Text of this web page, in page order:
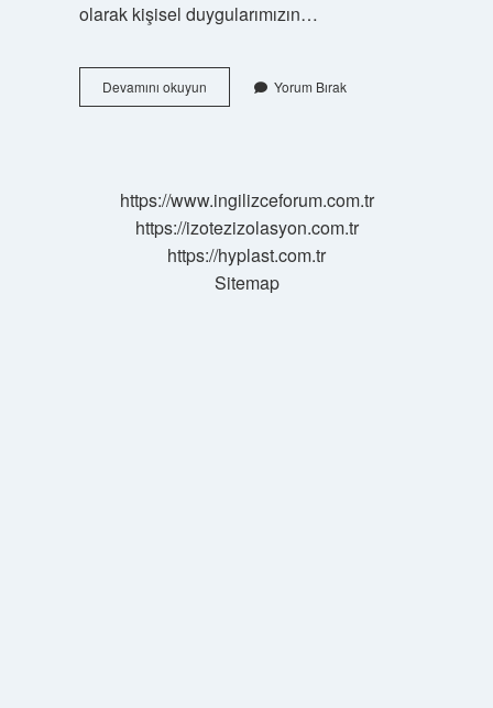
olarak kişisel duygularımızın…
Devamını okuyunObjektif
yaklaşım
Yorum Bırak
https://www.ingilizceforum.com.tr
https://izotezizolasyon.com.tr
https://hyplast.com.tr
Sitemap